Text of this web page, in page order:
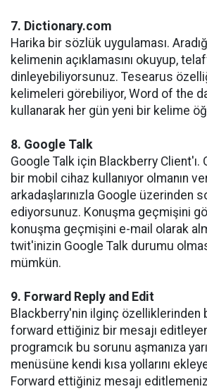
7. Dictionary.com
Harika bir sözlük uygulaması.
kelimenin açıklamasını okuyup,
dinleyebiliyorsunuz. Tesearus
kelimeleri görebiliyor, Word of the
kullanarak her gün yeni bir kelime
8. Google Talk
Google Talk için Blackberry Client'ı.
bir mobil cihaz kullanıyor olmanın
arkadaşlarınızla Google üzerinden
ediyorsunuz. Konuşma geçmişini
konuşma geçmişini e-mail olarak
twit'inizin Google Talk durumu
mümkün.
9. Forward Reply and Edit
Blackberry'nin ilginç özelliklerinden
forward ettiğiniz bir mesajı
programcık bu sorunu aşmanıza
menüsüne kendi kısa yollarını
Forward ettiğiniz mesajı